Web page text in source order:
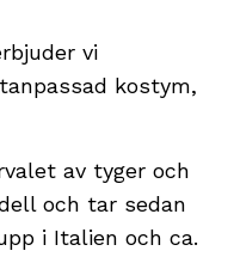
vi
kostym,
av tyger och
och tar sedan
i Italien och ca.